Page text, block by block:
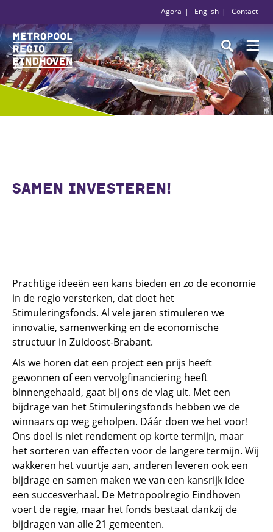
Agora English Contact
SAMEN INVESTEREN!
Prachtige ideeën een kans bieden en zo de economie
in de regio versterken, dat doet het
Stimuleringsfonds. Al vele jaren stimuleren we
innovatie, samenwerking en de economische
structuur in Zuidoost-Brabant.
Als we horen dat een project een prijs heeft
gewonnen of een vervolgfinanciering heeft
binnengehaald, gaat bij ons de vlag uit. Met een
bijdrage van het Stimuleringsfonds hebben we de
winnaars op weg geholpen. Dáár doen we het voor!
Ons doel is niet rendement op korte termijn, maar
het sorteren van effecten voor de langere termijn. Wij
wakkeren het vuurtje aan, anderen leveren ook een
bijdrage en samen maken we van een kansrijk idee
een succesverhaal. De Metropoolregio Eindhoven
voert de regie, maar het fonds bestaat dankzij de
bijdragen van alle 21 gemeenten.